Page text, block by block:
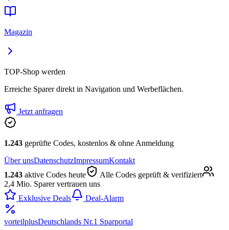
Magazin
TOP-Shop werden
Erreiche Sparer direkt in Navigation und Werbeflächen.
Jetzt anfragen
1.243 geprüfte Codes, kostenlos & ohne Anmeldung
Über unsDatenschutzImpressumKontakt
1.243 aktive Codes heute
Alle Codes geprüft & verifiziert
2,4 Mio. Sparer vertrauen uns
Exklusive Deals
Deal-Alarm
vorteilplusDeutschlands Nr.1 Sparportal